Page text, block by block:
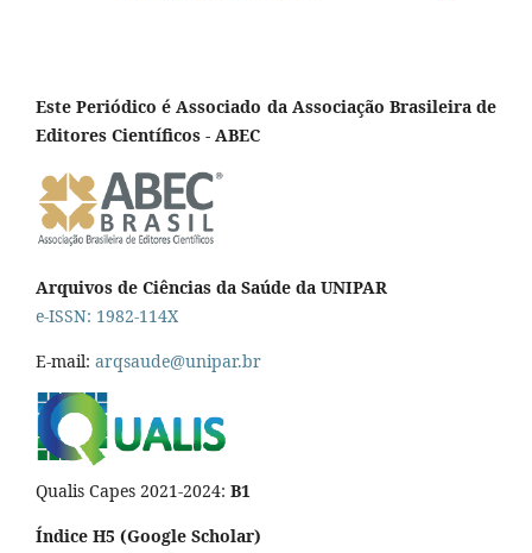
Este Periódico é Associado da Associação Brasileira de
Editores Científicos - ABEC
Arquivos de Ciências da Saúde da UNIPAR
e-ISSN: 1982-114X
E-mail: arqsaude@unipar.br
Qualis Capes 2021-2024: B1
Índice H5 (Google Scholar)